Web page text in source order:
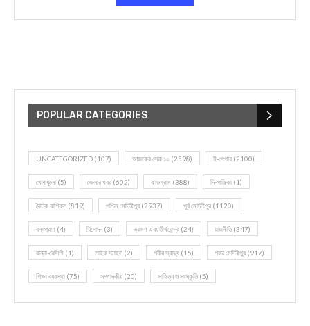
POPULAR CATEGORIES
UNCATEGORIZED (107) আজকের সেরা ১০ (2598) ই-পেপার (2100)
খেলাধূলো (5) জেলার খবর (602) ঝাড়গ্রাম (388) দিনপঞ্জিকা (1)
দৈনিক রাশিফল (819) পশ্চিম মেদিনীপুর (2937) পূর্ব মেদিনীপুর (1120)
বন্যপ্রাণ (4) বিনোদন(3) ভ্রমণ এবং তীর্থকেন্দ্র (24) রাজনীতি(347)
রান্না-রেসিপী (1) লাইফ স্টাইল (2) শরীর স্বাস্থ্য (15) শহর মেদিনীপুর (917)
শিক্ষা ব্যবস্থা (75) সম্পাদকীয় (20) সাহিত্য ও সংস্কৃতি(5)